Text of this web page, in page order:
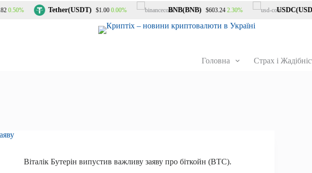
0.50% Tether(USDT) $1.00 0.00% BNB(BNB) $603.24 2.30% USDC(USDC)
Головна Страх і
Віталік Бутерін випустив важливу заяву про біткойн (BTC).